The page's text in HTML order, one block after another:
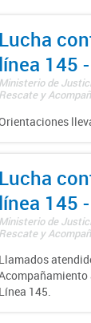
Lucha
línea 145
Ministerio de
Rescate y
Lucha
línea 145
Ministerio de
Rescate y
Llamados
Línea 145.